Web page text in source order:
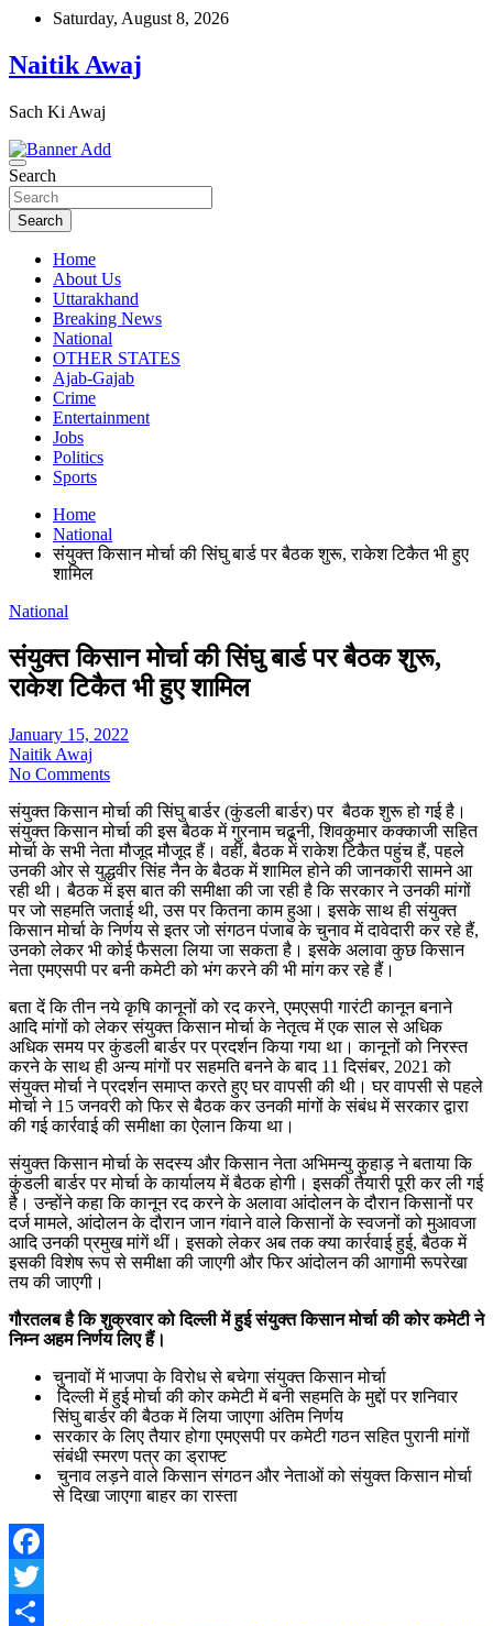
Skip
content
Saturday, August 8, 2026
Naitik Awaj
Sach Ki Awaj
Search
Search
Home
About Us
Uttarakhand
Breaking News
National
OTHER STATES
Ajab-Gajab
Crime
Entertainment
Jobs
Politics
Sports
Home
National
संयुक्त किसान मोर्चा की सिंघु बार्ड पर बैठक शुरू, राकेश टिकैत भी हुए
शामिल
National
संयुक्त किसान मोर्चा की सिंघु बार्ड पर बैठक शुरू,
राकेश टिकैत भी हुए शामिल
January 15, 2022
Naitik Awaj
No Comments
संयुक्त किसान मोर्चा की सिंघु बार्डर (कुंडली बार्डर) पर बैठक शुरू हो गई है।
संयुक्त किसान मोर्चा की इस बैठक में गुरनाम चढूनी, शिवकुमार कक्काजी सहित
मोर्चा के सभी नेता मौजूद मौजूद हैं। वहीं, बैठक में राकेश टिकैत पहुंच हैं, पहले
उनकी ओर से युद्धवीर सिंह नैन के बैठक में शामिल होने की जानकारी सामने आ
रही थी। बैठक में इस बात की समीक्षा की जा रही है कि सरकार ने उनकी मांगों
पर जो सहमति जताई थी, उस पर कितना काम हुआ। इसके साथ ही संयुक्त
किसान मोर्चा के निर्णय से इतर जो संगठन पंजाब के चुनाव में दावेदारी कर रहे हैं,
उनको लेकर भी कोई फैसला लिया जा सकता है। इसके अलावा कुछ किसान
नेता एमएसपी पर बनी कमेटी को भंग करने की भी मांग कर रहे हैं।
बता दें कि तीन नये कृषि कानूनों को रद करने, एमएसपी गारंटी कानून बनाने
आदि मांगों को लेकर संयुक्त किसान मोर्चा के नेतृत्व में एक साल से अधिक
अधिक समय पर कुंडली बार्डर पर प्रदर्शन किया गया था। कानूनों को निरस्त
करने के साथ ही अन्य मांगों पर सहमति बनने के बाद 11 दिसंबर, 2021 को
संयुक्त मोर्चा ने प्रदर्शन समाप्त करते हुए घर वापसी की थी। घर वापसी से पहले
मोर्चा ने 15 जनवरी को फिर से बैठक कर उनकी मांगों के संबंध में सरकार द्वारा
की गई कार्रवाई की समीक्षा का ऐलान किया था।
संयुक्त किसान मोर्चा के सदस्य और किसान नेता अभिमन्यु कुहाड़ ने बताया कि
कुंडली बार्डर पर मोर्चा के कार्यालय में बैठक होगी। इसकी तैयारी पूरी कर ली गई
है। उन्होंने कहा कि कानून रद करने के अलावा आंदोलन के दौरान किसानों पर
दर्ज मामले, आंदोलन के दौरान जान गंवाने वाले किसानों के स्वजनों को मुआवजा
आदि उनकी प्रमुख मांगें थीं। इसको लेकर अब तक क्या कार्रवाई हुई, बैठक में
इसकी विशेष रूप से समीक्षा की जाएगी और फिर आंदोलन की आगामी रूपरेखा
तय की जाएगी।
गौरतलब है कि शुक्रवार को दिल्ली में हुई संयुक्त किसान मोर्चा की कोर कमेटी ने
निम्न अहम निर्णय लिए हैं।
चुनावों में भाजपा के विरोध से बचेगा संयुक्त किसान मोर्चा
दिल्ली में हुई मोर्चा की कोर कमेटी में बनी सहमति के मुद्दों पर शनिवार
सिंघु बार्डर की बैठक में लिया जाएगा अंतिम निर्णय
सरकार के लिए तैयार होगा एमएसपी पर कमेटी गठन सहित पुरानी मांगों
संबंधी स्मरण पत्र का ड्राफ्ट
चुनाव लड़ने वाले किसान संगठन और नेताओं को संयुक्त किसान मोर्चा
से दिखा जाएगा बाहर का रास्ता
Facebook
Twitter